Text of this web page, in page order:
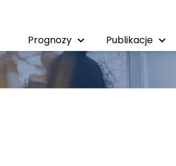
Prognozy Publikacje